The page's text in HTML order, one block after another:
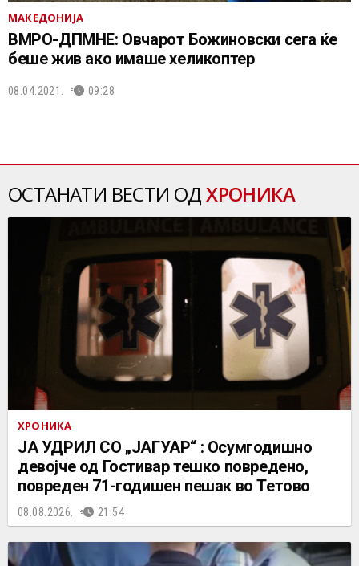
МАКЕДОНИЈА
ВМРО-ДПМНЕ: Овчарот Божиновски сега ќе
беше жив ако имаше хеликоптер
08.04.2021. 09:28
ОСТАНАТИ ВЕСТИ ОДХРОНИКА
ХРОНИКА
ЈА УДРИЛ СО „ЈАГУАР“ : Осумгодишно
девојче од Гостивар тешко повредено,
повреден 71-годишен пешак во Тетово
08.08.2026. 21:54